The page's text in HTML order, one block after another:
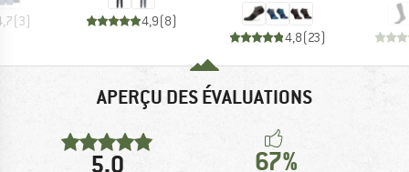
(3) 4,9(8)
4,8(23)
APERÇU DES ÉVALUATIONS
5,0 67%